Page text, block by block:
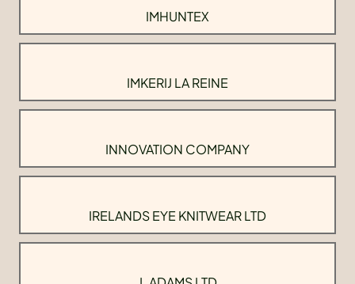
IMHUNTEX
IMKERIJ LA REINE
INNOVATION COMPANY
IRELANDS EYE KNITWEAR LTD